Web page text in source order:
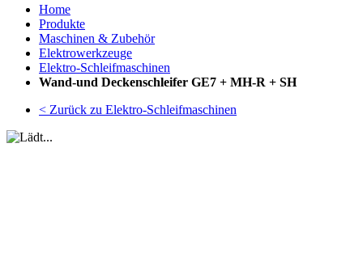
Home
Produkte
Maschinen & Zubehör
Elektrowerkzeuge
Elektro-Schleifmaschinen
Wand-und Deckenschleifer GE7 + MH-R + SH
< Zurück zu Elektro-Schleifmaschinen